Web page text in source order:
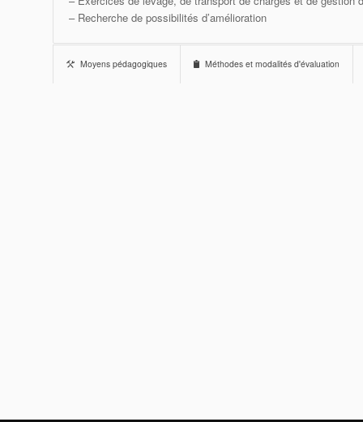
– Recherche de possibilités d’amélioration
Moyens pédagogiques Méthodes et modalités d'évaluation